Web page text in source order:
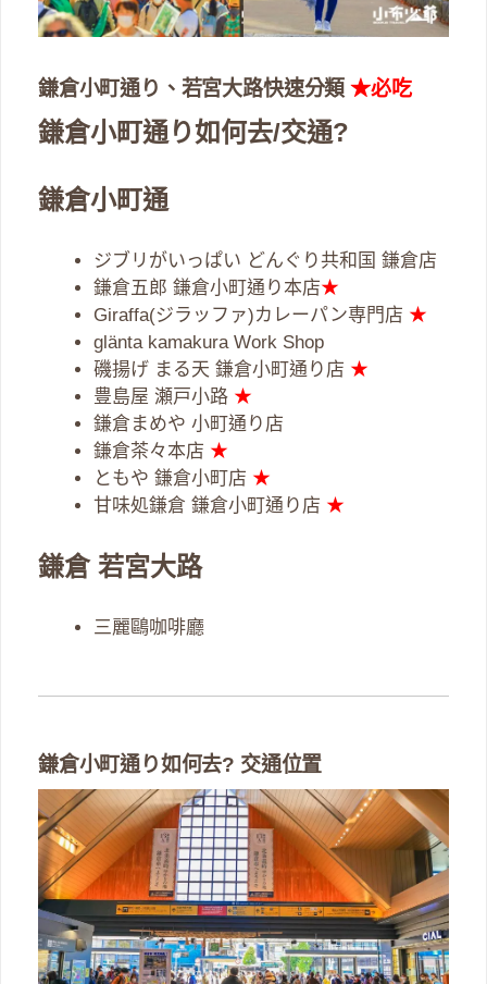
鎌倉小町通り、若宮大路快速分類 ★必吃
鎌倉小町通り如何去/交通?
鎌倉小町通
ジブリがいっぱい どんぐり共和国 鎌倉店
鎌倉五郎 鎌倉小町通り本店★
Giraffa(ジラッファ)カレーパン専門店 ★
glänta kamakura Work Shop
磯揚げ まる天 鎌倉小町通り店 ★
豊島屋 瀬戸小路 ★
鎌倉まめや 小町通り店
鎌倉茶々本店 ★
ともや 鎌倉小町店 ★
甘味処鎌倉 鎌倉小町通り店 ★
鎌倉 若宮大路
三麗鷗咖啡廳
鎌倉小町通り如何去? 交通位置